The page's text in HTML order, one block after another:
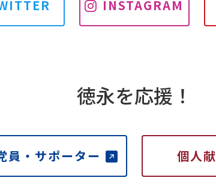
INSTAGRAM
徳永を応援！
員・サポーター 個人